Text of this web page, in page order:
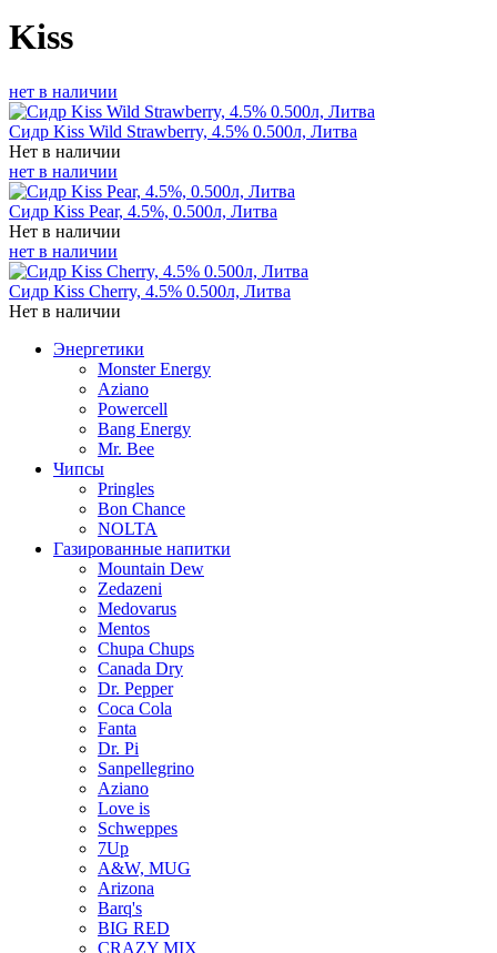
Kiss
нет в наличии
Сидр Kiss Wild Strawberry, 4.5% 0.500л, Литва
Нет в наличии
нет в наличии
Сидр Kiss Pear, 4.5%, 0.500л, Литва
Нет в наличии
нет в наличии
Сидр Kiss Cherry, 4.5% 0.500л, Литва
Нет в наличии
Энергетики
Monster Energy
Aziano
Powercell
Bang Energy
Mr. Bee
Чипсы
Pringles
Bon Chance
NOLTA
Газированные напитки
Mountain Dew
Zedazeni
Medovarus
Mentos
Chupa Chups
Canada Dry
Dr. Pepper
Coca Cola
Fanta
Dr. Pi
Sanpellegrino
Aziano
Love is
Schweppes
7Up
A&W, MUG
Arizona
Barq's
BIG RED
CRAZY MIX